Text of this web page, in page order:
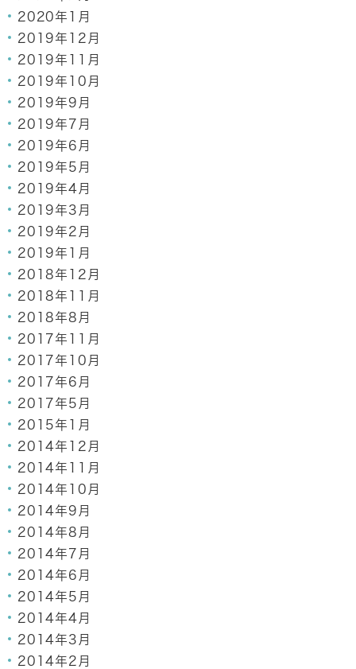
2020年1月
2019年12月
2019年11月
2019年10月
2019年9月
2019年7月
2019年6月
2019年5月
2019年4月
2019年3月
2019年2月
2019年1月
2018年12月
2018年11月
2018年8月
2017年11月
2017年10月
2017年6月
2017年5月
2015年1月
2014年12月
2014年11月
2014年10月
2014年9月
2014年8月
2014年7月
2014年6月
2014年5月
2014年4月
2014年3月
2014年2月